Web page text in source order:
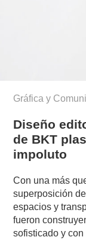
Gráfica y
Diseño
de BKT
impoluto
Con una más
superposición
espacios y
fueron
sofisticado y